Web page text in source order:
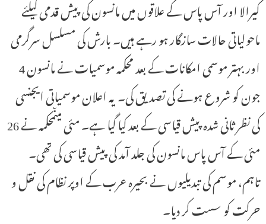
کیرالا اور آس پاس کے علاقوں میں مانسون کی پیش قدمی کیلئے
ماحولیاتی حالات سازگار ہو رہے ہیں۔ بارش کی مسلسل سرگرمی
اور بہتر موسمی امکانات کے بعد محکمہ موسمیات نے مانسون 4
جون کو شروع ہونے کی تصدیق کی۔ یہ اعلان موسمیاتی ایجنسی
کی نظر ثانی شدہ پیش قیاسی کے بعد کیا گیا ہے۔ مئی میںمحکمہ نے 26
مئی کے آس پاس مانسون کی جلد آمد کی پیش قیاسی کی تھی۔
تاہم، موسم کی تبدیلیوں نے بحیرہ عرب کے اوپر نظام کی نقل و
حرکت کو سست کر دیا۔